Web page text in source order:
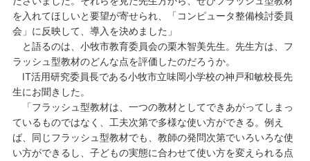
を入れてほしいと要望が寄せられ、「コンピュータ整備検討委員
会」に反映して、導入を決めました」
と語るのは、小牧市教育委員会の栗木智美先生。先生方は、フ
ラッシュ型教材のどんな点を評価したのだろうか。
IT活用研究委員長である小牧市立味岡小学校の神戸和敏校長先
生にお聞きした。
「フラッシュ型教材は、一つの教材としてできあがってしまっ
ているものではなく、工夫次第で多様な使い方ができる。例え
ば、同じフラッシュ型教材でも、教師の発問次第でいろいろな使
い方ができるし、子どもの実態に合わせて使い方を変えられる点